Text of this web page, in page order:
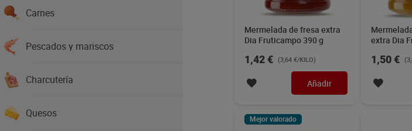
Carnes
Pescados y mariscos
Charcutería
Quesos
Mermelada de fresa extra
Dia Fruticampo 390 g
1,42 € (3,64 €/KILO)
Añadir
extra Dia
1,50 €
Mejor valorado